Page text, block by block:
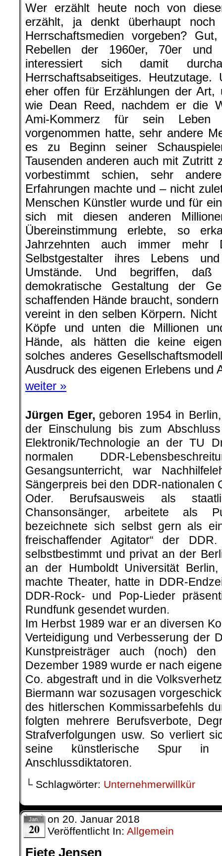
Wer erzählt heute noch von
erzählt, ja denkt überhaupt
Herrschaftsmedien vorgeben?
Rebellen der 1960er, 70er und
interessiert sich damit
Herrschaftsabseitiges.
eher offen für Erzählungen der
wie Dean Reed, nachdem er die
Ami-Kommerz für sein Leben
vorgenommen hatte, sehr andere
es zu Beginn seiner
Tausenden anderen auch mit Zutritt
vorbestimmt schien, sehr
Erfahrungen machte und – nicht
Menschen Künstler wurde und für
sich mit diesen anderen
Übereinstimmung erlebte, so
Jahrzehnten auch immer
Selbstgestalter ihres Lebens
Umstände. Und begriffen,
demokratische Gestaltung der
schaffenden Hände braucht,
vereint in den selben Körpern.
Köpfe und unten die Millionen
Hände, als hätten die keine
solches anderes
Ausdruck des eigenen Erlebens und
weiter »
Jürgen Eger, geboren 1954 in
der Einschulung bis zum
Elektronik/Technologie an der TU
normalen DDR-
Gesangsunterricht, war
Sängerpreis bei den DDR-nationalen
Oder. Berufsausweis als
Chansonsänger, arbeitete als
bezeichnete sich selbst gern als
freischaffender Agitator“ der
selbstbestimmt und privat an der
an der Humboldt Universität
machte Theater, hatte in DDR-
DDR-Rock- und Pop-Lieder
Rundfunk gesendet wurden.
Im Herbst 1989 war er an diversen
Verteidigung und Verbesserung der
Kunstpreisträger auch (noch) den
Dezember 1989 wurde er nach
Co. abgestraft und in die
Biermann war sozusagen
des hitlerschen Kommissarbefehls
folgten mehrere Berufsverbote,
Strafverfolgungen usw. So verliert
seine künstlerische Spur in
Anschlussdiktatoren.
└ Schlagwörter: Unternehmerwillkür
Jan.
20
on 20. Januar 2018
Veröffentlicht In: Allgemein
Fiete Jensen